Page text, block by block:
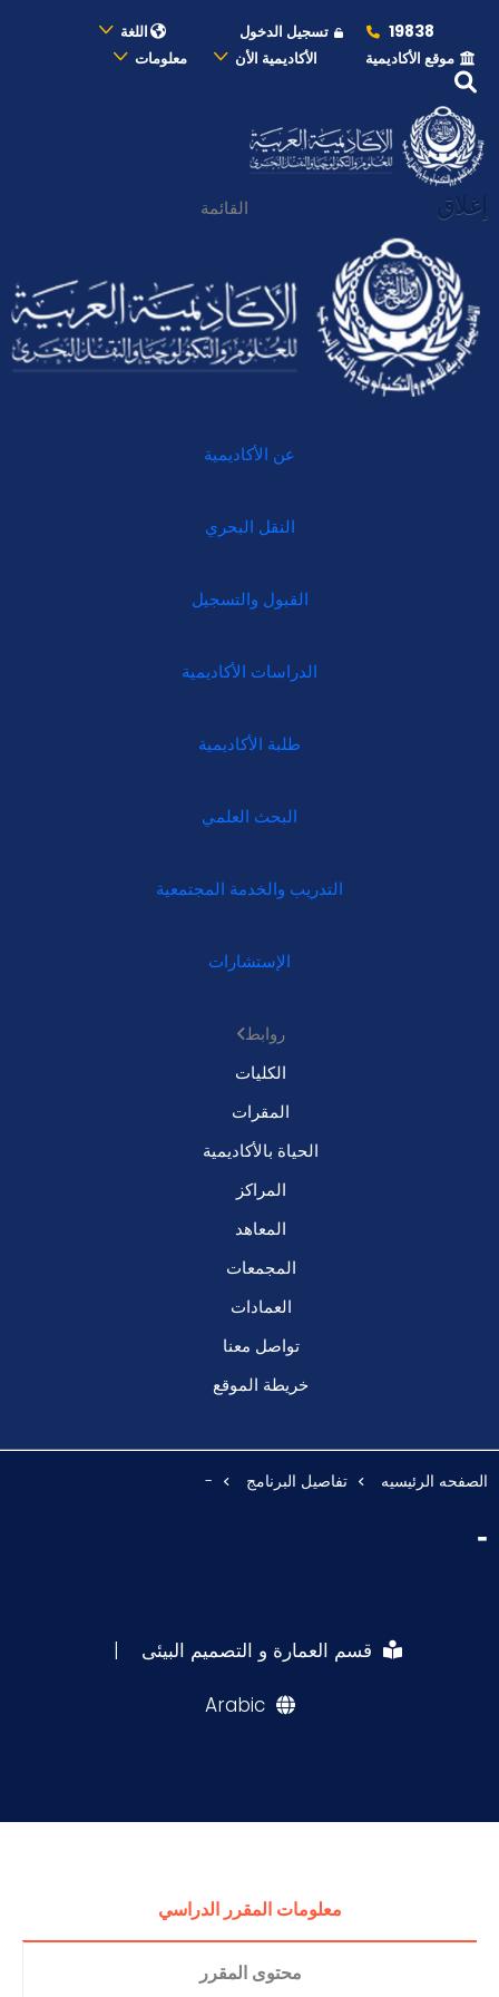
19838 تسجيل الدخول
اللغة
موقع الأكاديمية
الأكاديمية الأن معلومات
إغلاق القائمة
عن الأكاديمية
النقل البحري
القبول والتسجيل
الدراسات الأكاديمية
طلبة الأكاديمية
البحث العلمي
التدريب والخدمة المجتمعية
الإستشارات
روابط
الكليات
المقرات
الحياة بالأكاديمية
المراكز
المعاهد
المجمعات
العمادات
تواصل معنا
خريطة الموقع
الصفحه الرئيسيه تفاصيل البرنامج -
-
قسم العمارة و التصميم البيئى |
Arabic
معلومات المقرر الدراسي
محتوى المقرر